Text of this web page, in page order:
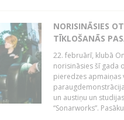
NORISINĀSIES
TĪKLOŠANĀS
22. februārī, klubā
norisināsies šī gada
pieredzes apmaiņas
un austiņu un
“Sonarworks”.